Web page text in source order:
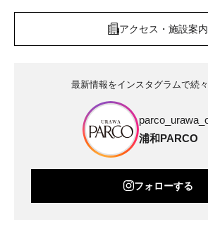
アクセス・施設案内
最新情報をインスタグラムで続
浦和PARCO
フォローする